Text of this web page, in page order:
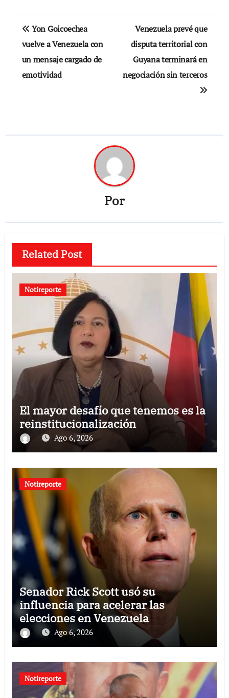
Navegación
de
entradas
Yon Goicoechea
vuelve a Venezuela con
un mensaje cargado de
emotividad
Venezuela prevé que
disputa territorial con
Guyana terminará en
negociación sin terceros
Por
Related Post
Notireporte
El mayor desafío que tenemos es la
reinstitucionalización
Ago 6, 2026
Notireporte
Senador Rick Scott usó su
influencia para acelerar las
elecciones en Venezuela
Ago 6, 2026
Notireporte